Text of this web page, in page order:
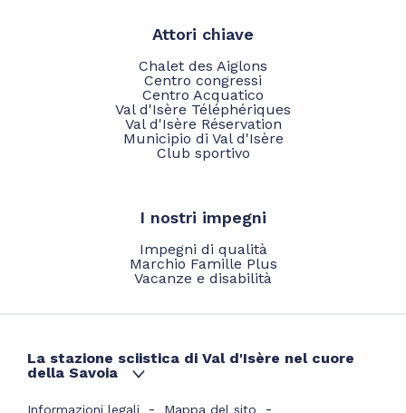
Attori chiave
Chalet des Aiglons
Centro congressi
Centro Acquatico
Val d'Isère Téléphériques
Val d'Isère Réservation
Municipio di Val d'Isère
Club sportivo
I nostri impegni
Impegni di qualità
Marchio Famille Plus
Vacanze e disabilità
La stazione sciistica di Val d'Isère nel cuore
della Savoia
Informazioni legali Mappa del sito